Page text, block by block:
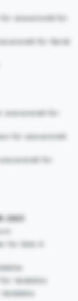
ansvarsrett for
for Norsk
ansvarsrett for
for ansvarsrett
for
2023
for Oslo S
Veidekke